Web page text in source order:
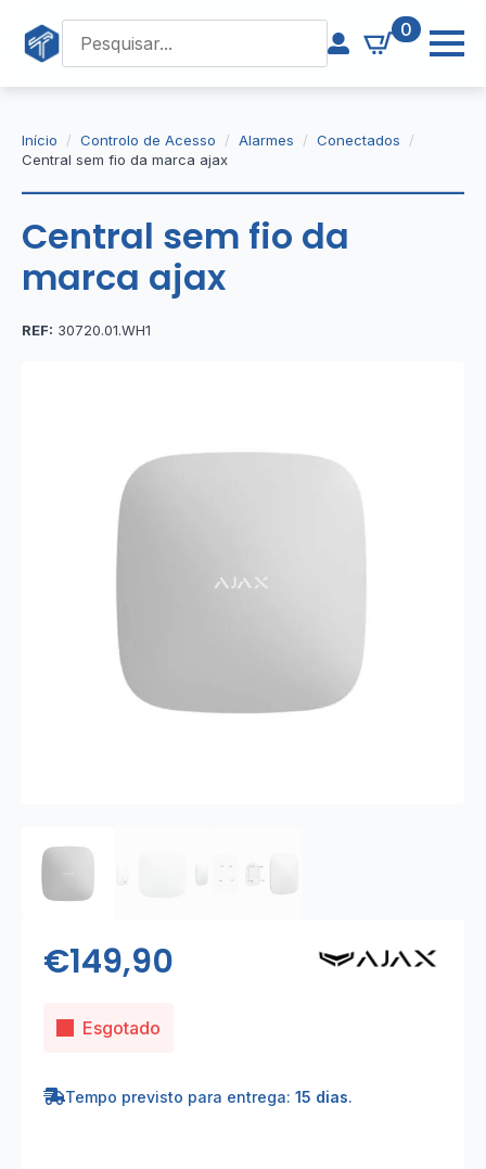
0
Início Controlo de Acesso Alarmes
Conectados
Central sem fio da marca ajax
Central sem fio da
marca ajax
REF: 30720.01.WH1
€149,90
Esgotado
Tempo previsto para entrega: 15 dias.